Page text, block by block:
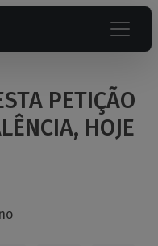
PETIÇÃO
HOJE